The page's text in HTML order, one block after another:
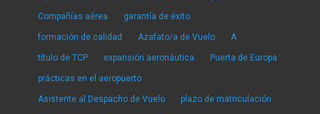
Compañías aérea garantía de éxito
formación de calidad Azafato/a de Vuelo A
título de TCP expansión aeronáutica Puerta de Europa
prácticas en el aeropuerto
Asistente al Despacho de Vuelo plazo de matriculación